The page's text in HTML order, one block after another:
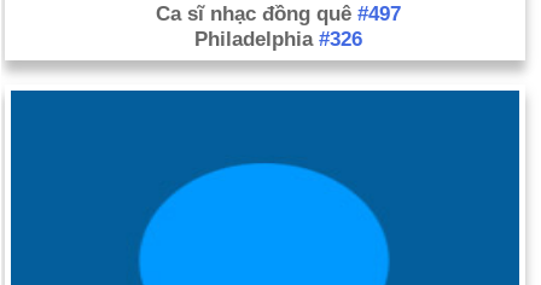
Ca sĩ nhạc đồng quê #497
Philadelphia #326